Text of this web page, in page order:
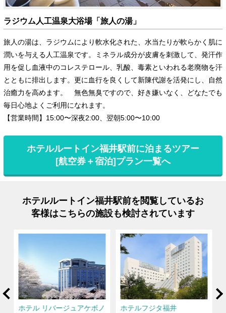
ラジウム人工温泉大浴場「旅人の湯」
旅人の湯は、ラジウムにより軟水化された、水当たりが軟らかく肌に
潤いを与える人工温泉です。ミネラル成分が皮膚を刺激して、発汗作
用を促し血液中のコレステロール、乳酸、毒素といわれる老廃物を汗
とともに排出します。更に血行を良くして新陳代謝を活発にし、自然
治癒力を高めます。 無色無臭ですので、好き嫌いなく、どなたでも
毎日心地よくご利用になれます。
【営業時間】15:00〜深夜2:00、翌朝5:00〜10:00
ホテルルートイン福井駅前に泊まるツアー
[航空券＋宿泊]プラン一覧へ
ホテルルートイン福井駅前を閲覧しているお
客様はこちらの施設も検討されています
ホテル リバージュアケボノ ホテルフジタ福井